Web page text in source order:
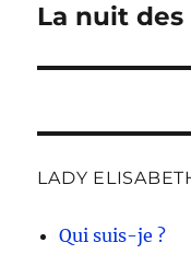
Publication
La nuit
LADY
Qui suis-je ?